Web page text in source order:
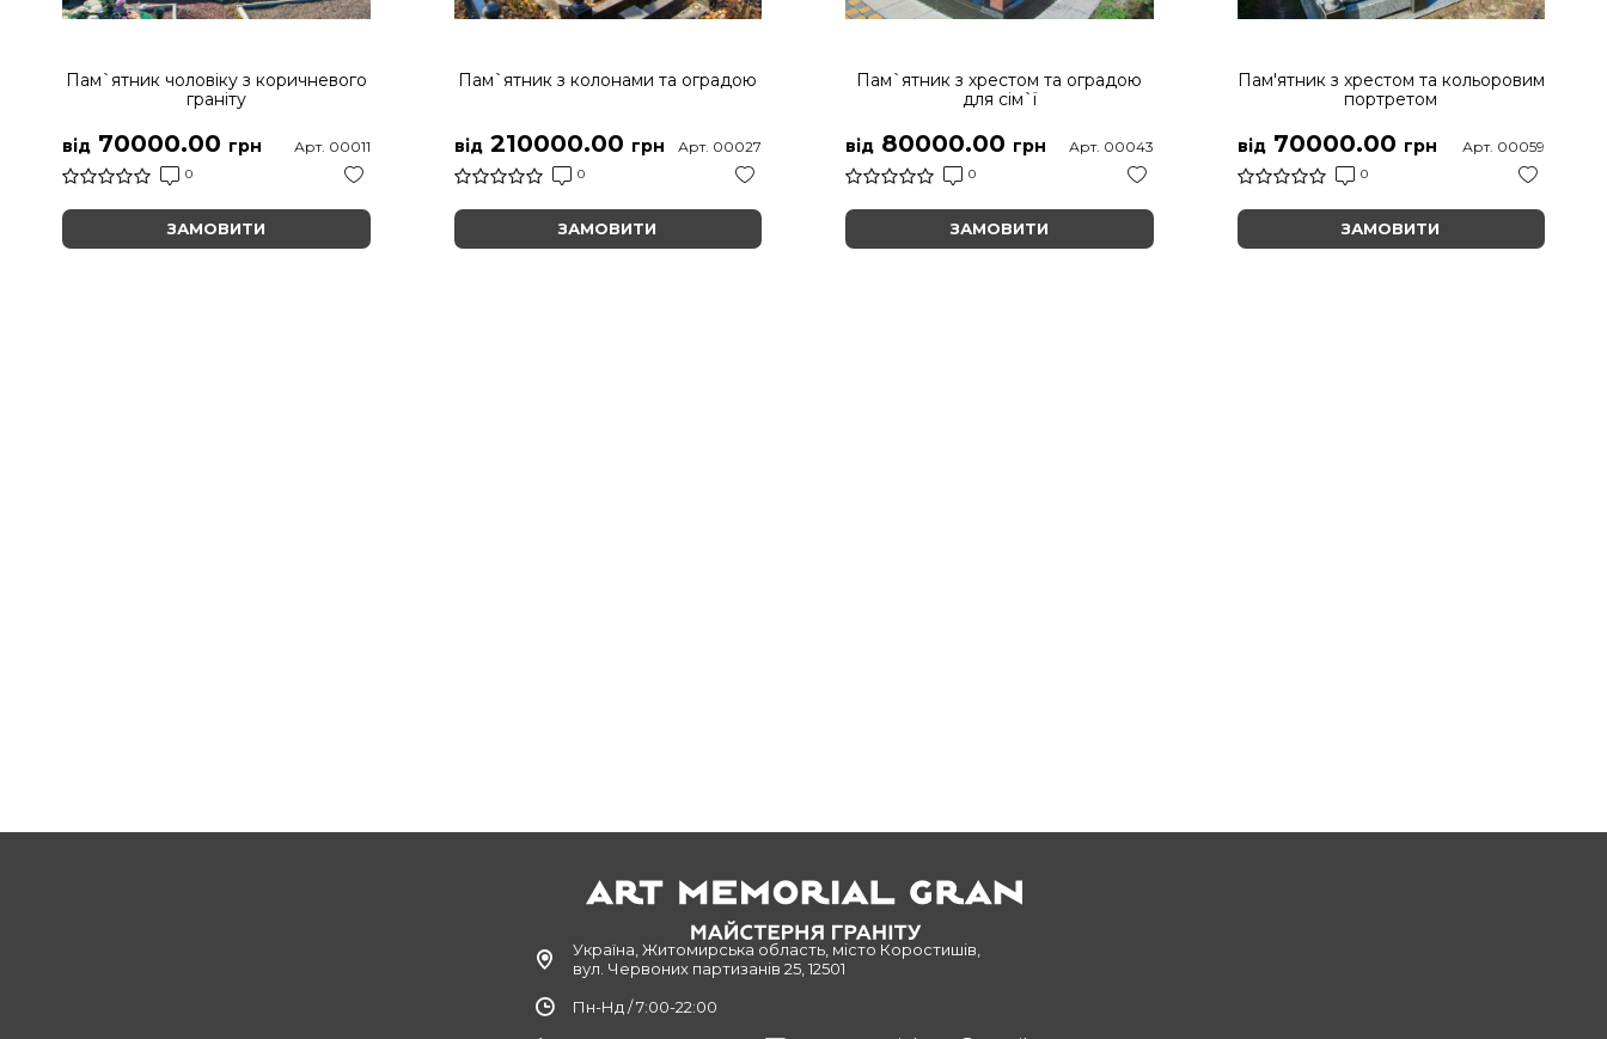
Пам`ятник чоловіку з коричневого
граніту
від 70000.00 грн
0
Арт. 00011
ЗАМОВИТИ
Пам`ятник з колонами та оградою
від210000.00 грн
0
Арт. 00027
ЗАМОВИТИ
Пам`ятник з хрестом та оградою
для сім`ї
від 80000.00 грн
0
Арт. 00043
ЗАМОВИТИ
Пам'ятник з хрестом та кольоровим
портретом
від70000.00 грн
0
Арт. 00059
ЗАМОВИТИ
Україна, Житомирська область, місто Коростишів,
вул. Червоних партизанів 25, 12501
Пн-Нд / 7:00-22:00